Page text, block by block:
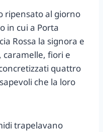
ripensato al giorno
in cui a Porta
Rossa la signora e
caramelle, fiori e
quattro
che la loro
trapelavano